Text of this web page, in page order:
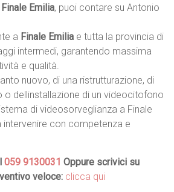
Emilia, puoi contare su Antonio
a Finale Emilia e tutta la provincia di
intermedi, garantendo massima
e qualità.
nuovo, di una ristrutturazione, di
dellinstallazione di un videocitofono
di videosorveglianza a Finale
intervenire con competenza e
059 9130031 Oppure scrivici su
veloce: clicca qui